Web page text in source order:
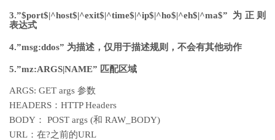
3.”$port$|^host$|^exit$|^time$|^ip$|^ho$|^eh$|^ma$” 为正则
表达式
4.”msg:ddos” 为描述，仅用于描述规则，不会有其他动作
5.”mz:ARGS|NAME” 匹配区域
ARGS: GET args 参数
HEADERS：HTTP Headers
BODY： POST args (和 RAW_BODY)
URL：在?之前的URL